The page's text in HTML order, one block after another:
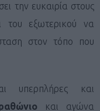
την ευκαιρία στους
εξωτερικού να
στον τόπο που
υπερπλήρες και
και αγώνα